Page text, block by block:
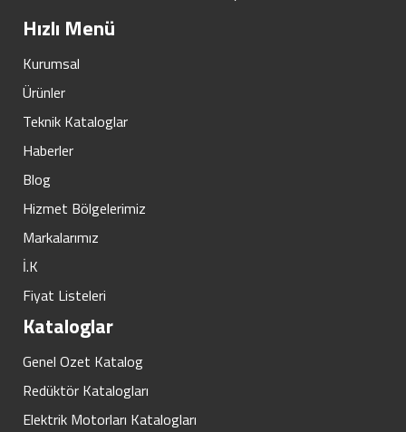
Hızlı Menü
Kurumsal
Ürünler
Teknik Kataloglar
Haberler
Blog
Hizmet Bölgelerimiz
Markalarımız
İ.K
Fiyat Listeleri
Kataloglar
Genel Ozet Katalog
Redüktör Katalogları
Elektrik Motorları Katalogları